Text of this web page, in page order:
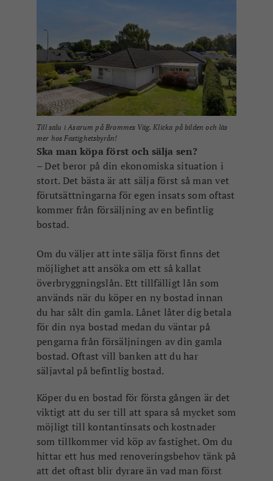
Till salu i Asarum på Brommes Väg. Klicka på bilden och läs
mer hos Fastighetsbyrån!
Ska man köpa först och sälja sen?
– Det beror på din ekonomiska situation i
stort. Det bästa är att sälja först så man vet
förutsättningarna för egen insats som oftast
kommer från försäljning av en befintlig
bostad.
Om du väljer att inte sälja först finns det
möjlighet att ansöka om ett så kallat
överbryggningslån. Ett tillfälligt lån som
används när du köper en ny bostad innan
du har sålt din gamla. Lånet låter dig betala
för din nya bostad medan du väntar på
pengarna från försäljningen av din gamla
bostad. Oftast vill banken att du har
säljavtal på befintlig bostad.
Köper du en bostad för första gången är det
viktigt att du ser till att spara så mycket som
möjligt till kontantinsats och kostnader
som tillkommer vid köp av fastighet. Om du
hittar ett hus med renoveringsbehov tänk på
att det oftast blir dyrare än vad man först